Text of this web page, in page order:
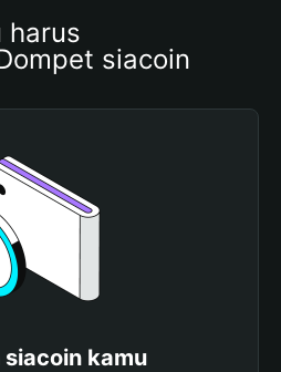
harus
siacoin
siacoin kamu